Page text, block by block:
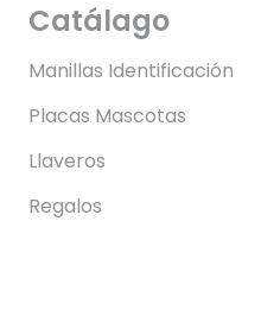
Catálago
Manillas Identificación
Placas Mascotas
Llaveros
Regalos